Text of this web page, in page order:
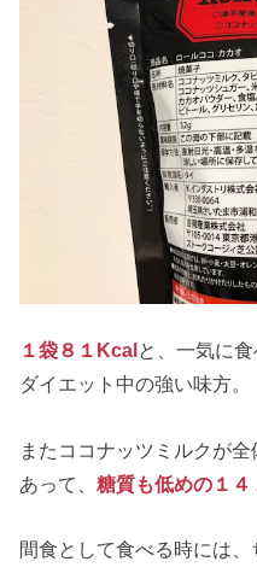
１袋８１Kcalと、一気に
ダイエット中の強い味方。
またココナッツミルクが
あって、糖質も低めの１４
間食として食べる時には